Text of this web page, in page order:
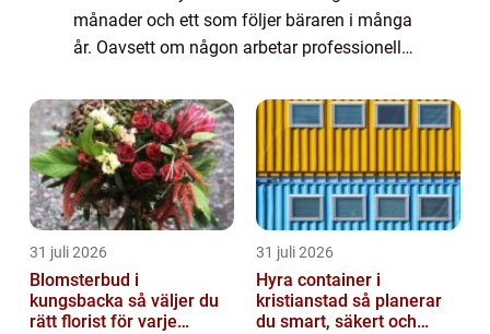
månader och ett som följer bäraren i många
år. Oavsett om någon arbetar professionellt
hobbynivå handlar mycket om valet av rätt
dela...
31 juli 2026
Blomsterbud i
kungsbacka så väljer du
rätt florist för varje
31 juli 2026
Hyra container i
kristianstad så planerar
du smart, säkert och